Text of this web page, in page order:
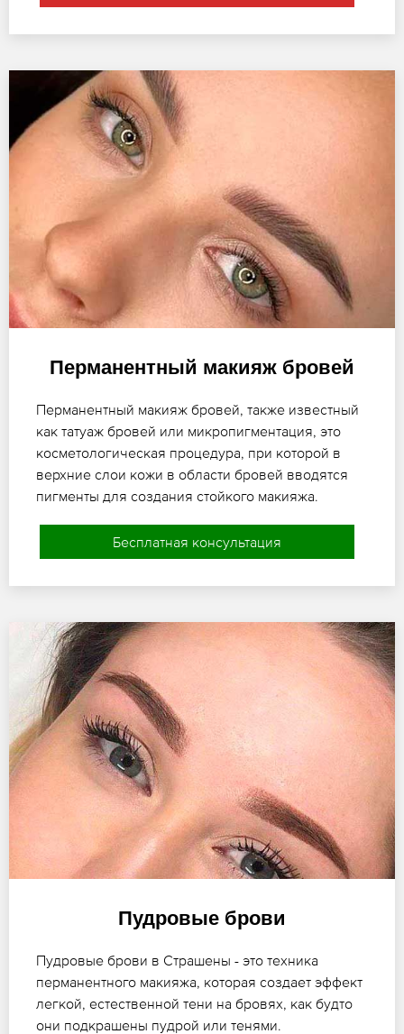
Перманентный макияж бровей
Перманентный макияж бровей, также известный
как татуаж бровей или микропигментация, это
косметологическая процедура, при которой в
верхние слои кожи в области бровей вводятся
пигменты для создания стойкого макияжа.
Бесплатная консультация
Пудровые брови
Пудровые брови в Страшены - это техника
перманентного макияжа, которая создает эффект
легкой, естественной тени на бровях, как будто
они подкрашены пудрой или тенями.